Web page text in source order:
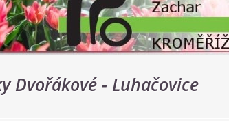
Dvořákové - Luhačovice